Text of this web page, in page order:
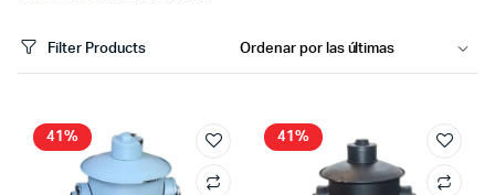
Filter Products
41% 41%